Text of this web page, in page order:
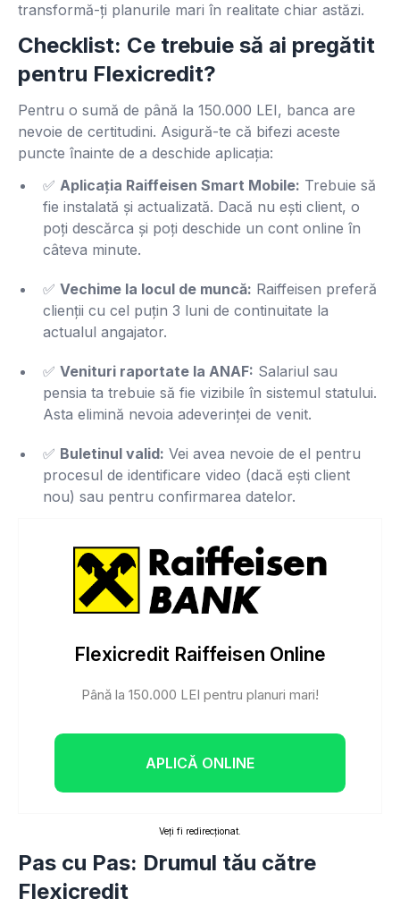
transformă-ți planurile mari în realitate chiar astăzi.
Checklist: Ce trebuie să ai pregătit
pentru Flexicredit?
Pentru o sumă de până la 150.000 LEI, banca are
nevoie de certitudini. Asigură-te că bifezi aceste
puncte înainte de a deschide aplicația:
✅ Aplicația Raiffeisen Smart Mobile: Trebuie să
fie instalată și actualizată. Dacă nu ești client, o
poți descărca și poți deschide un cont online în
câteva minute.
✅ Vechime la locul de muncă: Raiffeisen preferă
clienții cu cel puțin 3 luni de continuitate la
actualul angajator.
✅ Venituri raportate la ANAF: Salariul sau
pensia ta trebuie să fie vizibile în sistemul statului.
Asta elimină nevoia adeverinței de venit.
✅ Buletinul valid: Vei avea nevoie de el pentru
procesul de identificare video (dacă ești client
nou) sau pentru confirmarea datelor.
Flexicredit Raiffeisen Online
Până la 150.000 LEI pentru planuri mari!
APLICĂ ONLINE
Veți fi redirecționat.
Pas cu Pas: Drumul tău către
Flexicredit